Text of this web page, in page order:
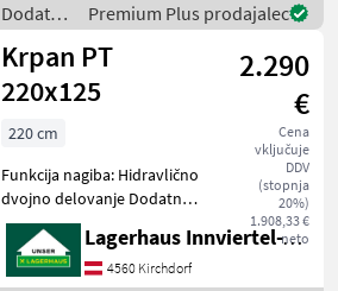
Dodatna
oprema
za
traktorje
/ Krpan
Premium Plus prodajalec
Krpan PT
220x125
2.290
€
Cena
vključuje
DDV
(stopnja
20%)
1.908,33 €
neto
220 cm
Funkcija nagiba: Hidravlično
dvojno delovanje Dodatna
oprema za traktorje
Nakladalna žlica
Lagerhaus Innviertel-Traunviertel-Urfahr eGen, Kirchdorf
4560 Kirchdorf